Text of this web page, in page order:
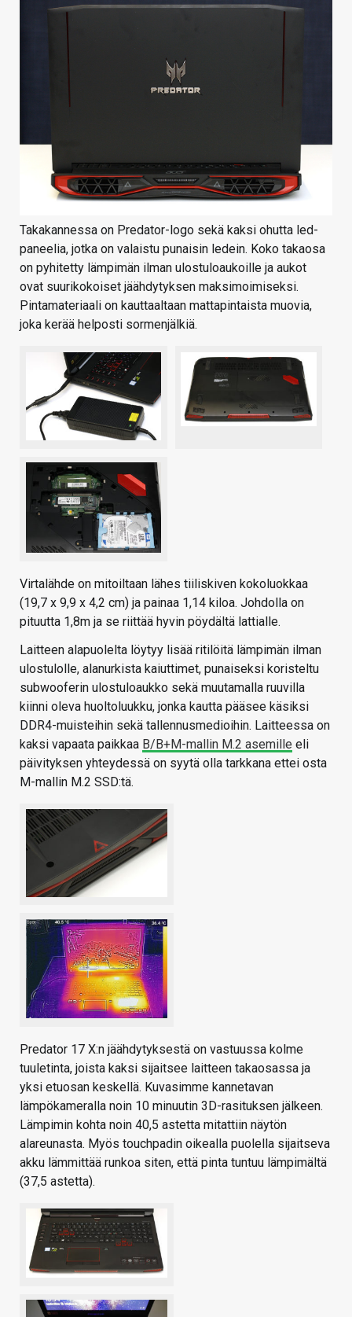
Takakannessa on Predator-logo sekä kaksi ohutta led-
paneelia, jotka on valaistu punaisin ledein. Koko takaosa
on pyhitetty lämpimän ilman ulostuloaukoille ja aukot
ovat suurikokoiset jäähdytyksen maksimoimiseksi.
Pintamateriaali on kauttaaltaan mattapintaista muovia,
joka kerää helposti sormenjälkiä.
Virtalähde on mitoiltaan lähes tiiliskiven kokoluokkaa
(19,7 x 9,9 x 4,2 cm) ja painaa 1,14 kiloa. Johdolla on
pituutta 1,8m ja se riittää hyvin pöydältä lattialle.
Laitteen alapuolelta löytyy lisää ritilöitä lämpimän ilman
ulostulolle, alanurkista kaiuttimet, punaiseksi koristeltu
subwooferin ulostuloaukko sekä muutamalla ruuvilla
kiinni oleva huoltoluukku, jonka kautta pääsee käsiksi
DDR4-muisteihin sekä tallennusmedioihin. Laitteessa on
kaksi vapaata paikkaa B/B+M-mallin M.2 asemille eli
päivityksen yhteydessä on syytä olla tarkkana ettei osta
M-mallin M.2 SSD:tä.
Predator 17 X:n jäähdytyksestä on vastuussa kolme
tuuletinta, joista kaksi sijaitsee laitteen takaosassa ja
yksi etuosan keskellä. Kuvasimme kannetavan
lämpökameralla noin 10 minuutin 3D-rasituksen jälkeen.
Lämpimin kohta noin 40,5 astetta mitattiin näytön
alareunasta. Myös touchpadin oikealla puolella sijaitseva
akku lämmittää runkoa siten, että pinta tuntuu lämpimältä
(37,5 astetta).